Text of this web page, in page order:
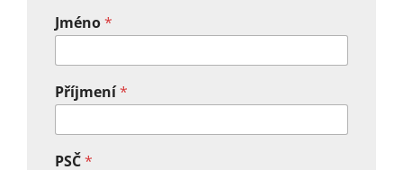
Jméno*
Příjmení*
PSČ*